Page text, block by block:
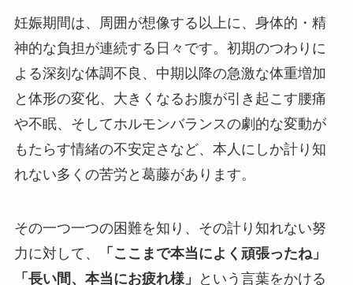
妊娠期間は、周囲が想像する以上に、身体的・精
神的な負担が連続する日々です。初期のつわりに
よる深刻な体調不良、中期以降の急激な体重増加
と体形の変化、大きくなるお腹が引き起こす腰痛
や不眠、そしてホルモンバランスの劇的な変動が
もたらす情緒の不安定さなど、本人にしか計り知
れない多くの苦労と葛藤があります。
その一つ一つの困難を知り、その計り知れない努
力に対して、
「ここまで本当によく頑張ったね」
「長い間、本当にお疲れ様」
という言葉をかける